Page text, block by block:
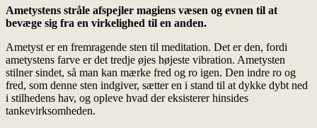
Ametystens stråle afspejler magiens væsen og evnen til at
bevæge sig fra en virkelighed til en anden.
Ametyst er en fremragende sten til meditation. Det er den, fordi
ametystens farve er det tredje øjes højeste vibration. Ametysten
stilner sindet, så man kan mærke fred og ro igen. Den indre ro og
fred, som denne sten indgiver, sætter en i stand til at dykke dybt ned
i stilhedens hav, og opleve hvad der eksisterer hinsides
tankevirksomheden.